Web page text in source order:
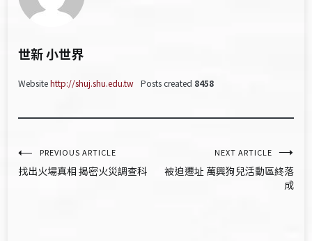
世新 小世界
Websitehttp://shuj.shu.edu.tw Posts created 8458
文
章
PREVIOUS ARTICLE
找出火場真相 揭密火災調查科
NEXT ARTICLE
被迫遷址 萬興狗兒活動區終落
成